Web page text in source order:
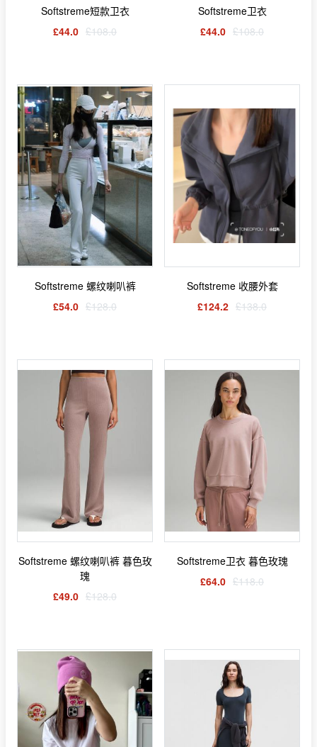
Softstreme短款卫衣
£44.0 £108.0
Softstreme卫衣
£44.0 £108.0
Softstreme 螺纹喇叭裤
£54.0 £128.0
Softstreme 收腰外套
£124.2 £138.0
Softstreme 螺纹喇叭裤 暮色玫
瑰
£49.0 £128.0
Softstreme卫衣 暮色玫瑰
£64.0 £118.0